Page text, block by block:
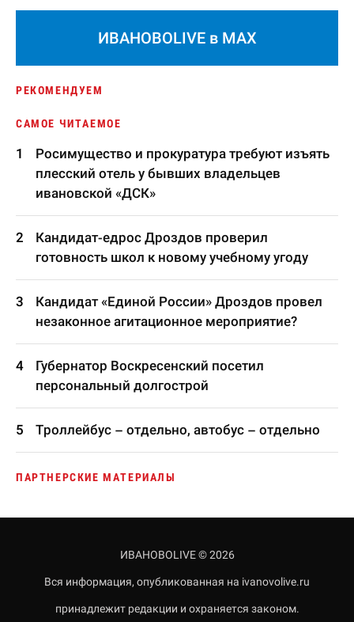
ИВАНОВОLIVE в MAX
РЕКОМЕНДУЕМ
САМОЕ ЧИТАЕМОЕ
Росимущество и прокуратура требуют изъять
плесский отель у бывших владельцев
ивановской «ДСК»
Кандидат-едрос Дроздов проверил
готовность школ к новому учебному угоду
Кандидат «Единой России» Дроздов провел
незаконное агитационное мероприятие?
Губернатор Воскресенский посетил
персональный долгострой
Троллейбус – отдельно, автобус – отдельно
ПАРТНЕРСКИЕ МАТЕРИАЛЫ
ИВАНОВОLIVE © 2026
Вся информация, опубликованная на ivanovolive.ru
принадлежит редакции и охраняется законом.